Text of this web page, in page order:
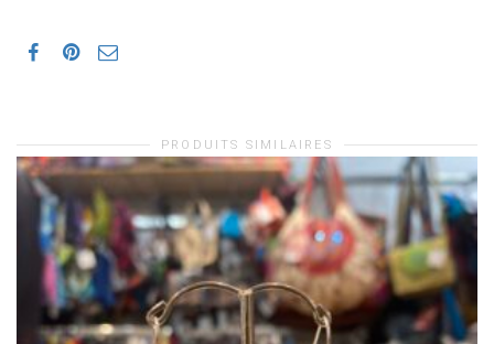
PRODUITS SIMILAIRES